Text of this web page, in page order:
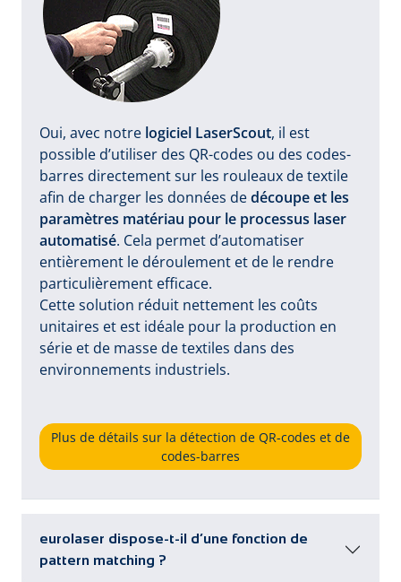
Oui, avec notre logiciel LaserScout, il est
possible d’utiliser des QR-codes ou des codes-
barres directement sur les rouleaux de textile
afin de charger les données dedécoupe et les
paramètres matériau pour le processus laser
automatisé. Cela permet d’automatiser
entièrement le déroulement et de le rendre
particulièrement efficace.
Cette solution réduit nettement les coûts
unitaires et est idéale pour la production en
série et de masse de textiles dans des
environnements industriels.
Plus de détails sur la détection de QR-codes et de
codes-barres
eurolaser dispose-t-il d’une fonction de
pattern matching ?